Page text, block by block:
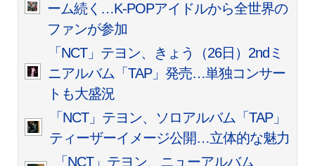
ーム続く…K-POPアイドルから全世界の
ファンが参加
「NCT」テヨン、きょう（26日）2ndミ
ニアルバム「TAP」発売…単独コンサー
トも大盛況
「NCT」テヨン、ソロアルバム「TAP」
ティーザーイメージ公開…立体的な魅力
「NCT」テヨン、ニューアルバム